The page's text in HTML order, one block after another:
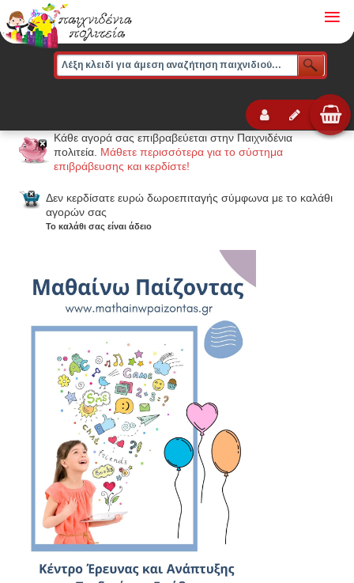
Κάθε αγορά σας επιβραβεύεται στην Παιχνιδένια
πολιτεία. Μάθετε περισσότερα για το σύστημα
επιβράβευσης και κερδίστε!
Δεν κερδίσατε ευρώ δωροεπιταγής σύμφωνα με το καλάθι
αγορών σας
Το καλάθι σας είναι άδειο
≡